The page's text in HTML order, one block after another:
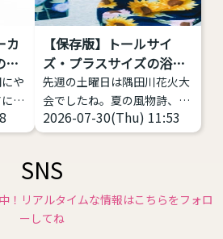
者
っ
言
女
興
中での多様性は多岐にわたり
ます。 一方、GID学会改めGI
学会は「性別不合学会」です
から「性別不合」に対象が限
定されるとしても、「性別不
合」の現れ方は多様であり、
それに対する対処（治療）
カ
や
パ
の
女
て
【保存版】トールサイ
ズ・プラスサイズの浴衣
があ...
先週の土曜日は隅田川花火大
会でしたね。夏の風物詩、花
火大会が始まり各地で浴衣の
販売が始まっています。 浴衣
悩みがある方にこそ着て欲し
いファッションの１つです。
体型を寸胴に作るのが一番綺
2026-07-30(Thu) 11:53
SNS
！リアルタイムな情報はこちらをフォロ
ーしてね